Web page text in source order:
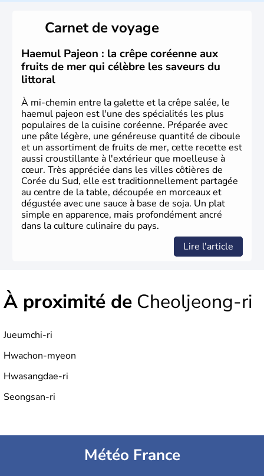
christianisme et le bouddhisme en sont les deux
principales religions. Ce pays partage sa culture avec la
Corée du Nord. Les Jeux Olympiques s’y sont déroulés en
1988, de même que la Coupe du Monde de football en
2002, en collaboration avec le Japon.
Carnet de voyage
Haemul Pajeon : la crêpe coréenne aux
fruits de mer qui célèbre les saveurs du
littoral
À mi-chemin entre la galette et la crêpe salée, le
haemul pajeon est l'une des spécialités les plus
populaires de la cuisine coréenne. Préparée avec
une pâte légère, une généreuse quantité de ciboule
et un assortiment de fruits de mer, cette recette est
aussi croustillante à l'extérieur que moelleuse à
cœur. Très appréciée dans les villes côtières de
Corée du Sud, elle est traditionnellement partagée
au centre de la table, découpée en morceaux et
dégustée avec une sauce à base de soja. Un plat
simple en apparence, mais profondément ancré
dans la culture culinaire du pays.
Lire l'article
À proximité de Cheoljeong-ri
Jueumchi-ri
Hwachon-myeon
Hwasangdae-ri
Seongsan-ri
Météo France